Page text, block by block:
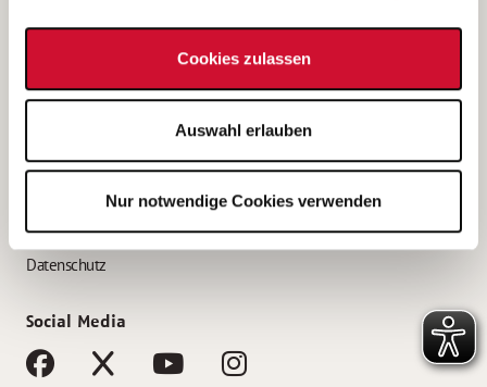
Cookies zulassen
Auswahl erlauben
Nur notwendige Cookies verwenden
Bewerbung als Altenpflegehelfer*in
Bewerbung als Erzieher*in
AWO Gliederungen nach Bundesland
Impressum
Datenschutz
Social Media